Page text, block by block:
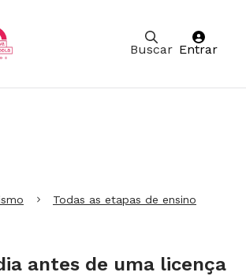
Buscar Entrar
Todas as etapas de ensino
antes de uma licença